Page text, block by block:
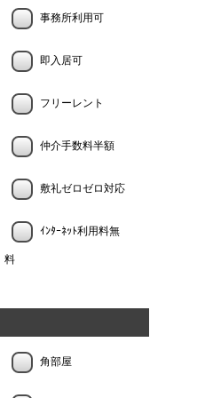
事務所利用可
即入居可
フリーレント
仲介手数料半額
敷礼ゼロゼロ対応
ｲﾝﾀｰﾈｯﾄ利用料無
料
角部屋